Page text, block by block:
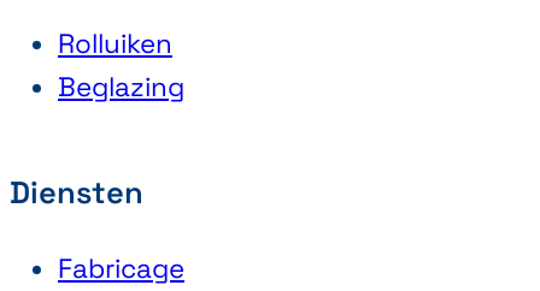
Rolluiken
Beglazing
Diensten
Fabricage